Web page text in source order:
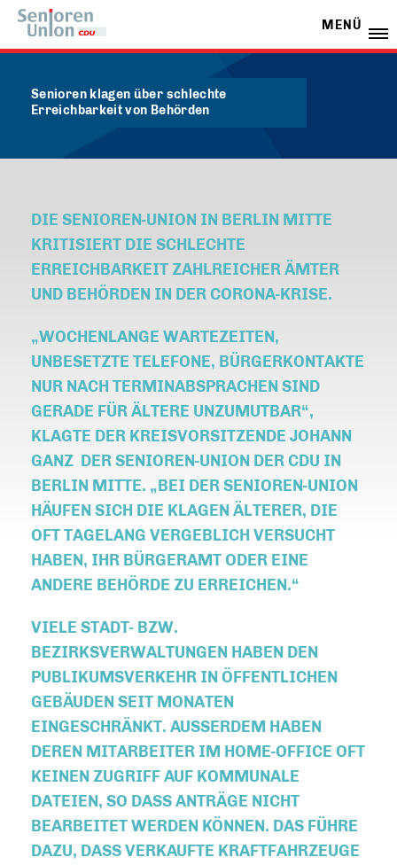
MENÜ
Senioren klagen über schlechte
Erreichbarkeit von Behörden
DIE SENIOREN-UNION IN BERLIN MITTE
KRITISIERT DIE SCHLECHTE
ERREICHBARKEIT ZAHLREICHER ÄMTER
UND BEHÖRDEN IN DER CORONA-KRISE.
WOCHENLANGE WARTEZEITEN,
UNBESETZTE TELEFONE, BÜRGERKONTAKTE
NUR NACH TERMINABSPRACHEN SIND
GERADE FÜR ÄLTERE UNZUMUTBAR“,
KLAGTE DER KREISVORSITZENDE JOHANN
GANZ DER SENIOREN-UNION DER CDU IN
BERLIN MITTE. „BEI DER SENIOREN-UNION
HÄUFEN SICH DIE KLAGEN ÄLTERER, DIE
OFT TAGELANG VERGEBLICH VERSUCHT
HABEN, IHR BÜRGERAMT ODER EINE
ANDERE BEHÖRDE ZU ERREICHEN.“
VIELE STADT- BZW.
BEZIRKSVERWALTUNGEN HABEN DEN
PUBLIKUMSVERKEHR IN ÖFFENTLICHEN
GEBÄUDEN SEIT MONATEN
EINGESCHRÄNKT. AUSSERDEM HABEN D
EREN MITARBEITER IM HOME-OFFICE OFT K
EINEN ZUGRIFF AUF KOMMUNALE D
ATEIEN, SO DASS ANTRÄGE NICHT B
EARBEITET WERDEN KÖNNEN. DAS FÜHRE D
AZU, DASS VERKAUFTE KRAFTFAHRZEUGE B